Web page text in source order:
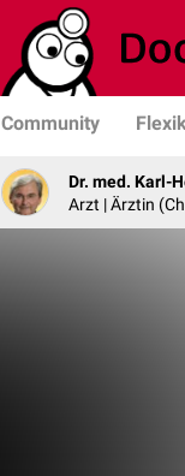
Community
Dr. med. Karl-
Arzt | Ärztin